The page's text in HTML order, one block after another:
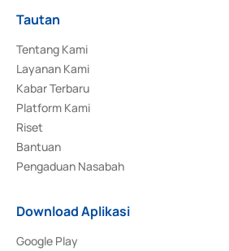
Tautan
Tentang Kami
Layanan Kami
Kabar Terbaru
Platform Kami
Riset
Bantuan
Pengaduan Nasabah
Download Aplikasi
Google Play